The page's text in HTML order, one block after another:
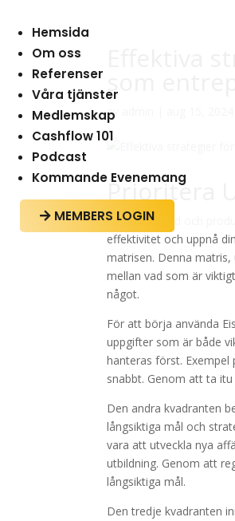
Hemsida
Om oss
Referenser
Våra tjänster
Medlemskap
Cashflow 101
Podcast
Kommande Evenemang
 MEMBERS LOGIN
av
Prioritera
Att hantera tid och
effektivitet och uppnå
matrisen. Denna
mellan vad som är
något.
För att börja använda
uppgifter som är både
hanteras först.
snabbt. Genom att ta
Den andra kvadranten
långsiktiga mål och
vara att utveckla nya
utbildning. Genom att
långsiktiga mål.
Den tredje kvadranten